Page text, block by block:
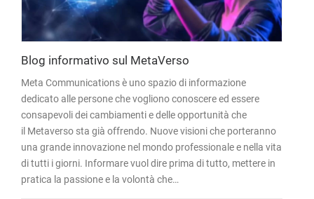
Blog informativo sul MetaVerso
Meta Communications è uno spazio di informazione
dedicato alle persone che vogliono conoscere ed essere
consapevoli dei cambiamenti e delle opportunità che
il Metaverso sta già offrendo. Nuove visioni che porteranno
una grande innovazione nel mondo professionale e nella vita
di tutti i giorni. Informare vuol dire prima di tutto, mettere in
pratica la passione e la volontà che…